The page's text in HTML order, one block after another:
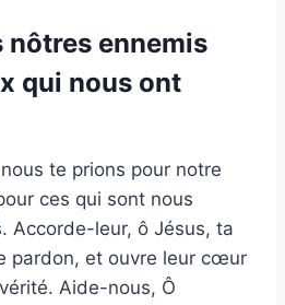
nôtres ennemis
qui nous ont
te prions pour notre
ces qui sont nous
Accorde-leur, ô Jésus, ta
pardon, et ouvre leur cœur
Aide-nous, Ô